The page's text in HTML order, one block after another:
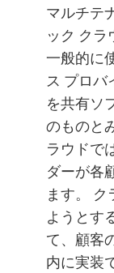
企業
マルチテ
ック ク
一般的に
ス プロバ
を共有ソ
のものと
ラウドで
ダーが各
ます。
ようとす
て、顧客
内に実装